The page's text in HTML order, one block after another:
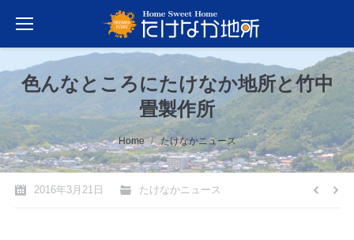
色んなところにたけなか地所と竹中
畳製作所
You are here: Home たけなかニュース
2016年3月21日 たけなかニュース